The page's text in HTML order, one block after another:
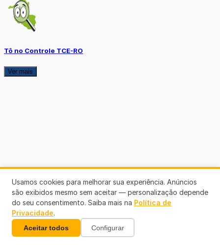
Tô no Controle TCE-RO
Ver mais
Usamos cookies para melhorar sua experiência. Anúncios
são exibidos mesmo sem aceitar — personalização depende
do seu consentimento. Saiba mais na Política de
Privacidade.
Aceitar todos Configurar